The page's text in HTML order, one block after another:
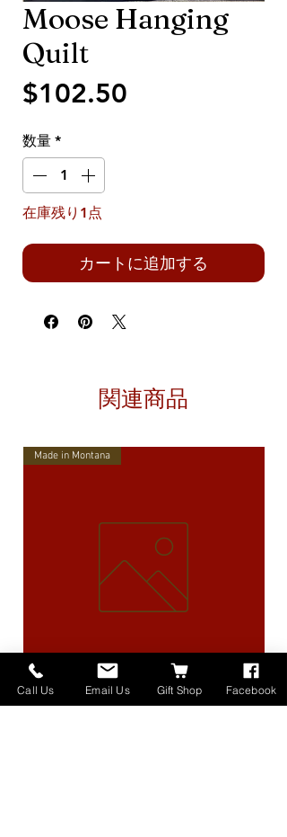
Moose Hanging
Quilt
$102.50
数量 *
在庫残り1点
カートに追加する
関連商品
Made in Montana
Call Us Email Us Gift Shop Facebook